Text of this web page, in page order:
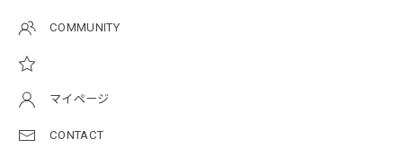
COMMUNITY
マイページ
CONTACT